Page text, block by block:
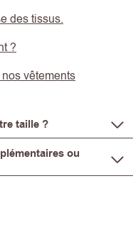
des tissus.
?
vêtements
taille ?
ou